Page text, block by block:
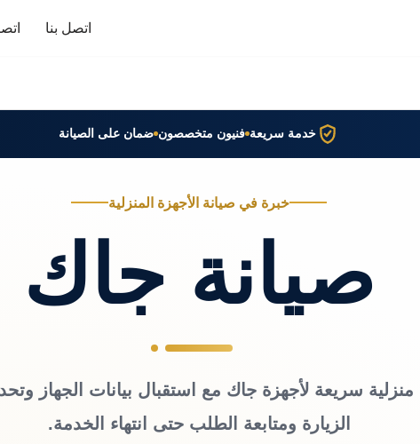
اتصل بنا
خدمة سريعة فنيون متخصصون ضمان على الصيانة
خبرة في صيانة الأجهزة المنزلية
صيانة جاك
منزلية سريعة لأجهزة جاك مع استقبال بيانات الجهاز
الزيارة ومتابعة الطلب حتى انتهاء الخدمة.